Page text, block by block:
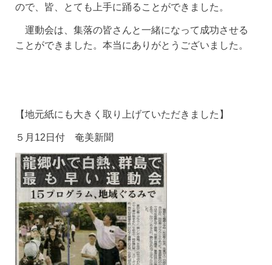
ので、皆、とても上手に踊ることができました。
運動会は、集落の皆さんと一緒になって成功させる
ことができました。本当にありがとうございました。
【地元紙にも大きく取り上げていただきました】
５月12日付 奄美新聞